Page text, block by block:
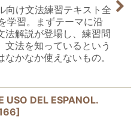
向け文法練習テキスト全
学習。まずテーマに沿
法解説が登場し、練習問
文法を知っているという
かなか使えないもの。
USO DEL ESPANOL.
]